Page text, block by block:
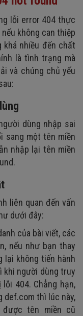
lỗi error 404 thực
không can thiệp
khá nhiều đến chất
là tình trạng mà
và chúng chủ yếu
dùng nhập sai
sang một tên miền
nhập lại tên miền
liên quan đến vấn
dưới đây:
của bài viết, các
nếu như bạn thay
lại không tiến hành
khi người dùng truy
404. Chẳng hạn,
def.com thì lúc này,
tên miền cũ